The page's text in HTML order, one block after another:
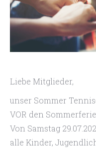
Liebe Mitglieder,
unser Sommer
VOR den
Von Samstag
alle Kinder,